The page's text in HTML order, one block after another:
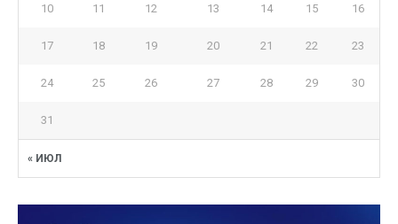
« ИЮЛ
10 11 12 13 14 15 16
17 18 19 20 21 22 23
24 25 26 27 28 29 30
31